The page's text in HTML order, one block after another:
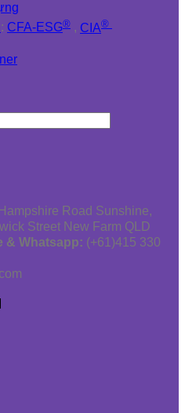
: CFA-ESG® , CIA®
Road Sunshine,
Street New Farm QLD
& Whatsapp: (+61)415 330